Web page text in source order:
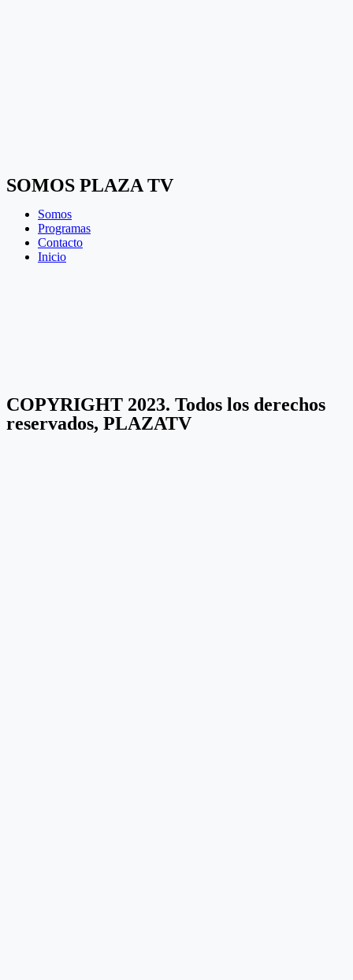
SOMOS PLAZA TV
Somos
Programas
Contacto
Inicio
COPYRIGHT 2023. Todos los derechos
reservados, PLAZATV